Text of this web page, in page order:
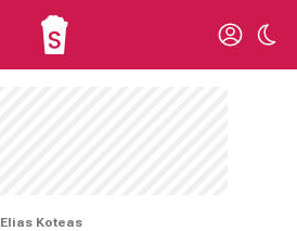
Elias Koteas